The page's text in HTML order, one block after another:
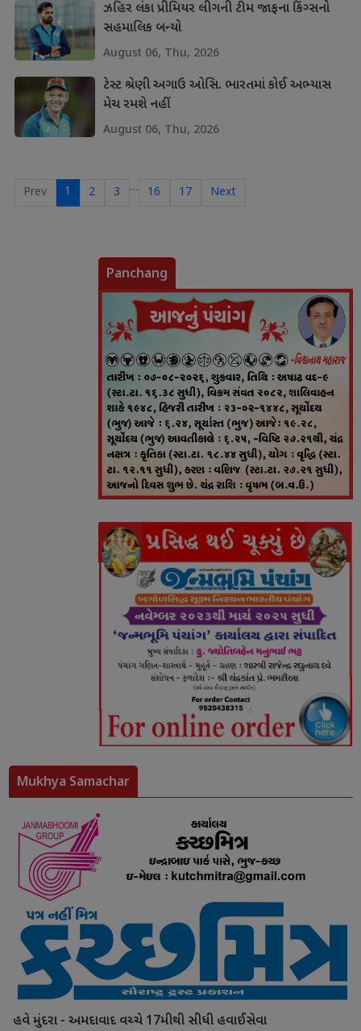
ઝહિર લંકા પ્રીમિયર લીગની ટીમ જાફના કિંગ્સનો
સહમાલિક બન્યો
August 06, Thu, 2026
ટેસ્ટ શ્રેણી અગાઉ ઓસિ. ભારતમાં કોઈ અભ્યાસ
મેચ રમશે નહીં
August 06, Thu, 2026
Prev 1 2 3 … 16 17 Next
Panchang
Mukhya Samachar
હવે મુંદરા - અમદાવાદ વચ્ચે 17મીથી સીધી હવાઈસેવા